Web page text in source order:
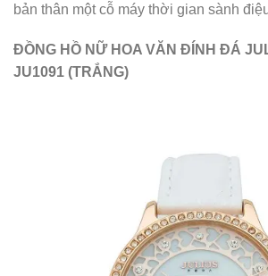
bản thân một cỗ máy thời gian sành
ĐỒNG HỒ NỮ HOA VĂN ĐÍNH ĐÁ
JU1091 (TRẮNG)